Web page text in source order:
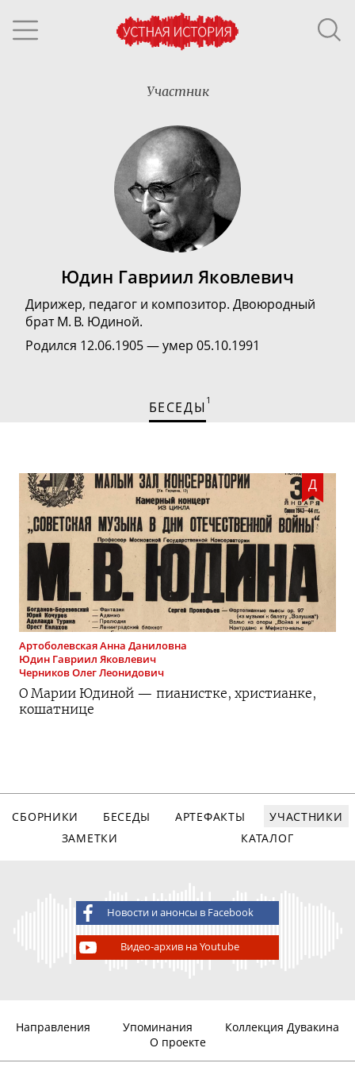
Участник
Юдин Гавриил Яковлевич
Дирижер, педагог и композитор. Двоюродный
брат М. В. Юдиной.
Родился 12.06.1905 — умер 05.10.1991
БЕСЕДЫ 1
Д
АртоболевскаяАнна Даниловна
Юдин Гавриил Яковлевич
ЧерниковОлег Леонидович
О Марии Юдиной — пианистке, христианке,
кошатнице
СБОРНИКИ БЕСЕДЫ АРТЕФАКТЫ
УЧАСТНИКИ
ЗАМЕТКИ
КАТАЛОГ
Новости и анонсы в Facebook
Видео-архив на Youtube
Направления Упоминания
Коллекция Дувакина
О проекте